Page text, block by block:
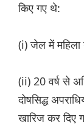
किए गए थे:
(i) जेल में महिला
(ii) 20 वर्ष से
दोषसिद्ध
खारिज कर दिए